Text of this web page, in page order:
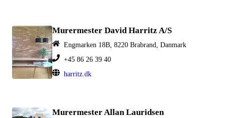
Murermester David Harritz A/S
Engmarken 18B, 8220 Brabrand, Danmark
+45 86 26 39 40
harritz.dk
Murermester Allan Lauridsen